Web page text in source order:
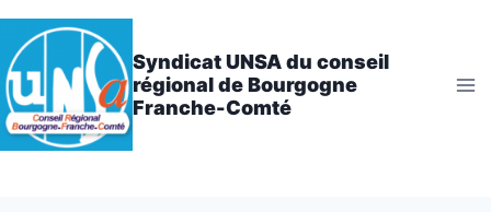
Aller
au
contenu
Syndicat UNSA du conseil
régional de Bourgogne
Franche-Comté